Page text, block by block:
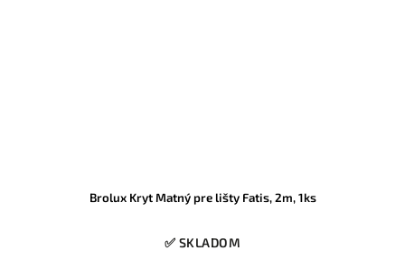
Brolux Kryt Matný pre lišty Fatis, 2m, 1ks
✅ SKLADOM